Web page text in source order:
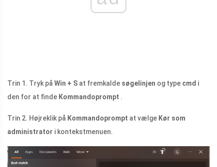
Trin 1. Tryk på Win + S at fremkalde søgelinjen og type cmd i
den for at finde Kommandoprompt .
Trin 2. Højreklik på Kommandoprompt at vælge Kør som
administrator i kontekstmenuen.